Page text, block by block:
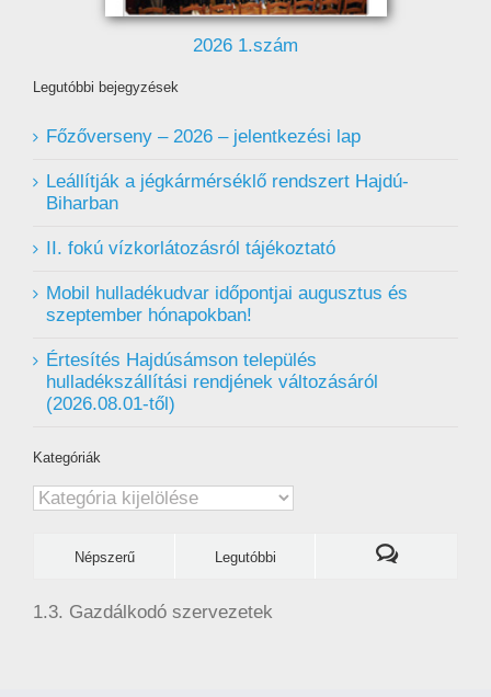
2026 1.szám
Legutóbbi bejegyzések
Főzőverseny – 2026 – jelentkezési lap
Leállítják a jégkármérséklő rendszert Hajdú-
Biharban
II. fokú vízkorlátozásról tájékoztató
Mobil hulladékudvar ️időpontjai augusztus és
szeptember hónapokban!
Értesítés Hajdúsámson település
hulladékszállítási rendjének változásáról
(2026.08.01-től)
Kategóriák
Kategóriák
Népszerű Legutóbbi
1.3. Gazdálkodó szervezetek